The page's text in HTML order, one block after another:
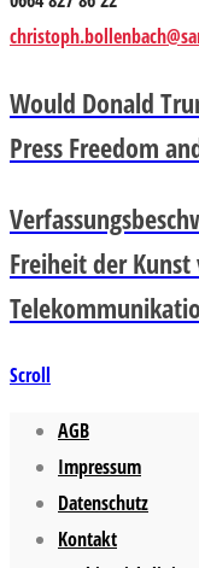
Would Donald
Press Freedom
Freiheit der Kunst
Scroll
AGB
Impressum
Datenschutz
Kontakt